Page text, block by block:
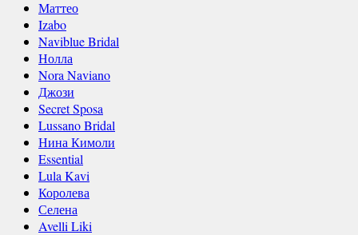
Маттео
Izabo
Naviblue Bridal
Нолла
Nora Naviano
Джози
Secret Sposa
Lussano Bridal
Нина Кимоли
Essential
Lula Kavi
Королева
Селена
Avelli Liki